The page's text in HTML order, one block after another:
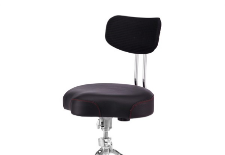
ウクレレ
キーボード 電子ピアノ